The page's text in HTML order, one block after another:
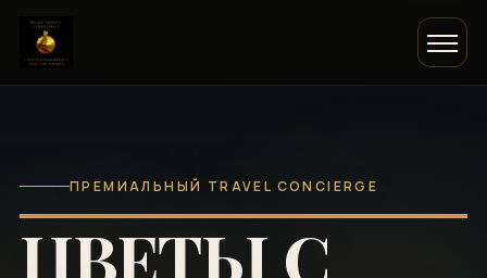
ПРЕМИАЛЬНЫЙ TRAVEL CONCIERGE
ЦВЕТЫ С